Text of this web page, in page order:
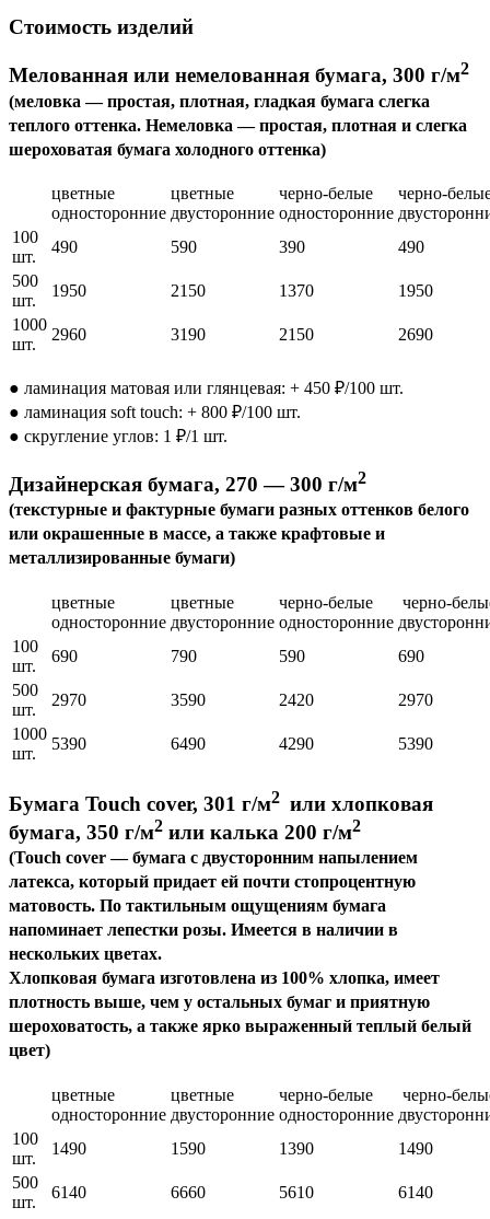
Стоимость изделий
Мелованная или немелованная бумага, 300 г/м2
(меловка — простая, плотная, гладкая бумага слегка
теплого оттенка. Немеловка — простая, плотная и слегка
шероховатая бумага холодного оттенка)
цветные
односторонние
цветные
двусторонние
черно-белые
односторонние
черно-
100
шт.
490 590 390
490
500
шт.
1950 2150 1370
1950
1000
шт.
2960 3190 2150 2690
● ламинация матовая или глянцевая: + 450 ₽/100 шт.
● ламинация soft touch: + 800 ₽/100 шт.
● скругление углов: 1 ₽/1 шт.
Дизайнерская бумага, 270 — 300 г/м2
(текстурные и фактурные бумаги разных оттенков белого
или окрашенные в массе, а также крафтовые и
металлизированные бумаги)
цветные
односторонние
цветные
двусторонние
черно-белые
односторонние
черно-
100
шт.
690 790 590
690
500
шт.
2970 3590 2420
2970
1000
шт.
5390 6490 4290 5390
Бумага Touch cover, 301 г/м2 или хлопковая
бумага, 350 г/м2 или калька 200 г/м2
(Touch cover — бумага с двусторонним напылением
латекса, который придает ей почти стопроцентную
матовость. По тактильным ощущениям бумага
напоминает лепестки розы. Имеется в наличии в
нескольких цветах.
Хлопковая бумага изготовлена из 100% хлопка, имеет
плотность выше, чем у остальных бумаг и приятную
шероховатость, а также ярко выраженный теплый белый
цвет)
цветные
односторонние
цветные
двусторонние
черно-белые
односторонние
черно-
100
шт.
1490 1590 1390
1490
500
шт.
6140 6660 5610
6140